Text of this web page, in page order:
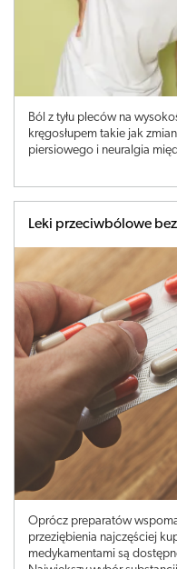
Ból z tyłu pleców na
kręgosłupem takie jak
piersiowego i neuralgia
Leki przeciwbólowe
Oprócz preparatów
przeziębienia najczęściej
medykamentami są